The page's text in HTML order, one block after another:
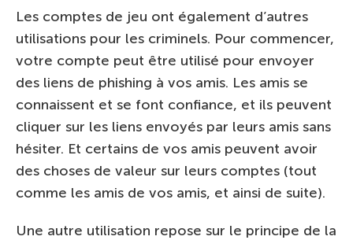
Les comptes de jeu ont également d’autres
utilisations pour les criminels. Pour commencer,
votre compte peut être utilisé pour envoyer
des liens de phishing à vos amis. Les amis se
connaissent et se font confiance, et ils peuvent
cliquer sur les liens envoyés par leurs amis sans
hésiter. Et certains de vos amis peuvent avoir
des choses de valeur sur leurs comptes (tout
comme les amis de vos amis, et ainsi de suite).
Une autre utilisation repose sur le principe de la